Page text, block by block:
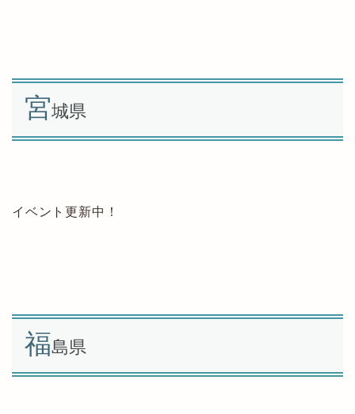
宮城県
イベント更新中！
福島県